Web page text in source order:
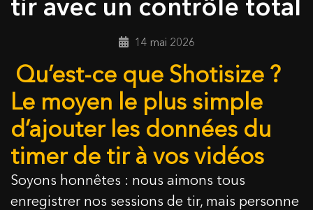
tir avec un contrôle total
14 mai 2026
Qu’est-ce que Shotisize ?
Le moyen le plus simple
d’ajouter les données du
timer de tir à vos vidéos
Soyons honnêtes : nous aimons tous
enregistrer nos sessions de tir, mais personne